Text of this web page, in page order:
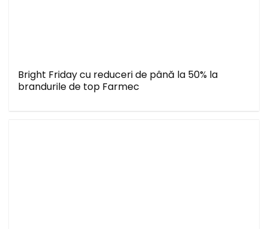
Bright Friday cu reduceri de până la 50% la
brandurile de top Farmec